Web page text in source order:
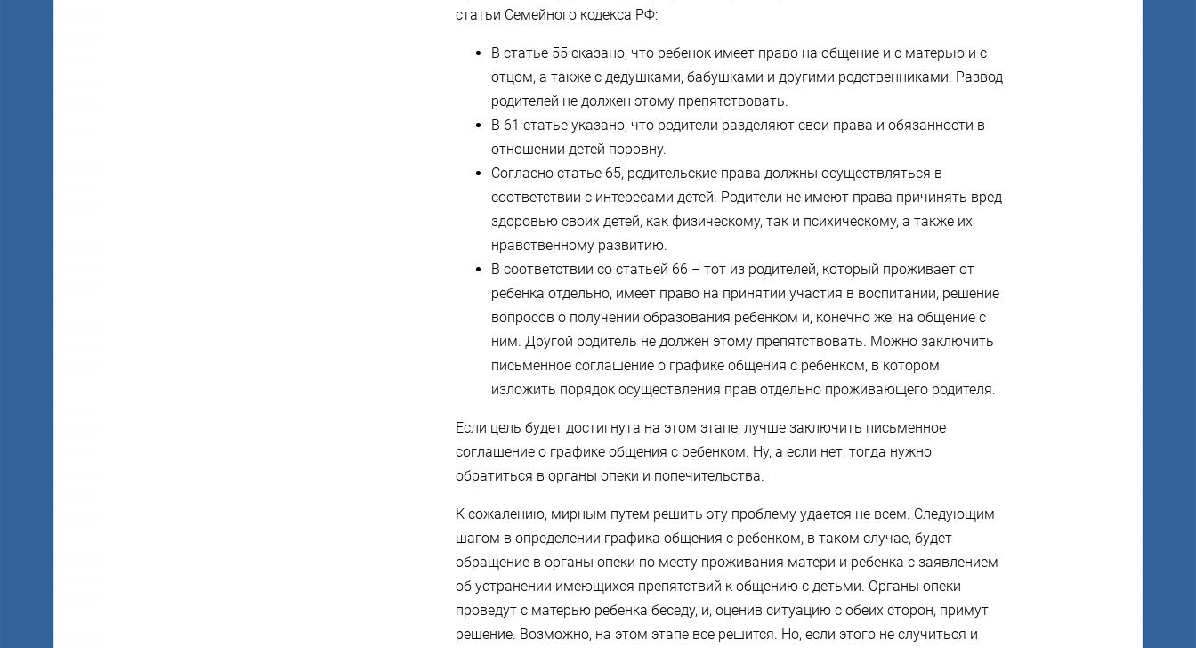
статьи Семейного кодекса РФ:
В статье 55 сказано, что ребенок имеет право на общение и с матерью и с
отцом, а также с дедушками, бабушками и другими родственниками. Развод
родителей не должен этому препятствовать.
В 61 статье указано, что родители разделяют свои права и обязанности в
отношении детей поровну.
Согласно статье 65, родительские права должны осуществляться в
соответствии с интересами детей. Родители не имеют права причинять вред
здоровью своих детей, как физическому, так и психическому, а также их
нравственному развитию.
В соответствии со статьей 66 – тот из родителей, который проживает от
ребенка отдельно, имеет право на принятии участия в воспитании, решение
вопросов о получении образования ребенком и, конечно же, на общение с
ним. Другой родитель не должен этому препятствовать. Можно заключить
письменное соглашение о графике общения с ребенком, в котором
изложить порядок осуществления прав отдельно проживающего родителя.
Если цель будет достигнута на этом этапе, лучше заключить письменное
соглашение о графике общения с ребенком. Ну, а если нет, тогда нужно
обратиться в органы опеки и попечительства.
К сожалению, мирным путем решить эту проблему удается не всем. Следующим
шагом в определении графика общения с ребенком, в таком случае, будет
обращение в органы опеки по месту проживания матери и ребенка с заявлением
об устранении имеющихся препятствий к общению с детьми. Органы опеки
проведут с матерью ребенка беседу, и, оценив ситуацию с обеих сторон, примут
решение. Возможно, на этом этапе все решится. Но, если этого не случиться и